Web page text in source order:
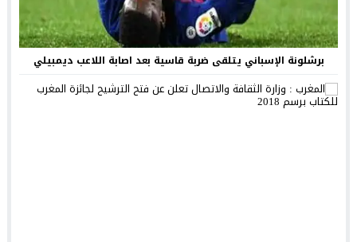
برشلونة الإسباني يتلقى ضربة قاسية بعد اصابة اللاعب ديمبيلي